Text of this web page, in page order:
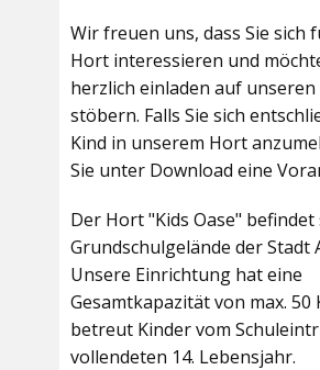
Wir freuen uns, dass Sie sich
Hort interessieren und
herzlich einladen auf unseren
stöbern. Falls Sie sich
Kind in unserem Hort
Sie unter Download eine
Der Hort "Kids Oase" befindet
Grundschulgelände der Stadt
Unsere Einrichtung hat eine
Gesamtkapazität von max. 50
betreut Kinder vom
vollendeten 14. Lebensjahr.